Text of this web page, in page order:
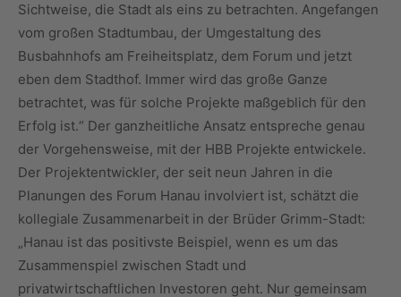
Sichtweise, die Stadt als eins zu betrachten. Angefangen
vom großen Stadtumbau, der Umgestaltung des
Busbahnhofs am Freiheitsplatz, dem Forum und jetzt
eben dem Stadthof. Immer wird das große Ganze
betrachtet, was für solche Projekte maßgeblich für den
Erfolg ist.“ Der ganzheitliche Ansatz entspreche genau
der Vorgehensweise, mit der HBB Projekte entwickele.
Der Projektentwickler, der seit neun Jahren in die
Planungen des Forum Hanau involviert ist, schätzt die
kollegiale Zusammenarbeit in der Brüder Grimm-Stadt:
„Hanau ist das positivste Beispiel, wenn es um das
Zusammenspiel zwischen Stadt und
privatwirtschaftlichen Investoren geht. Nur gemeinsam